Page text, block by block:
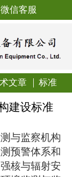
监察机
15:19:32